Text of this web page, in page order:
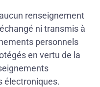
renseignement
ni transmis à
personnels
en vertu de la
électroniques.